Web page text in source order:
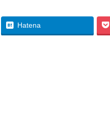
Hatena